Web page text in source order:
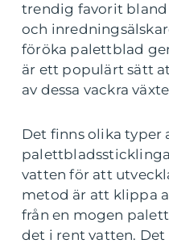
trendig favorit
och
föröka palettblad
är ett populärt sätt
av dessa vackra
Det finns olika typer
vatten för att
metod är att klippa
från en mogen
det i rent vatten.